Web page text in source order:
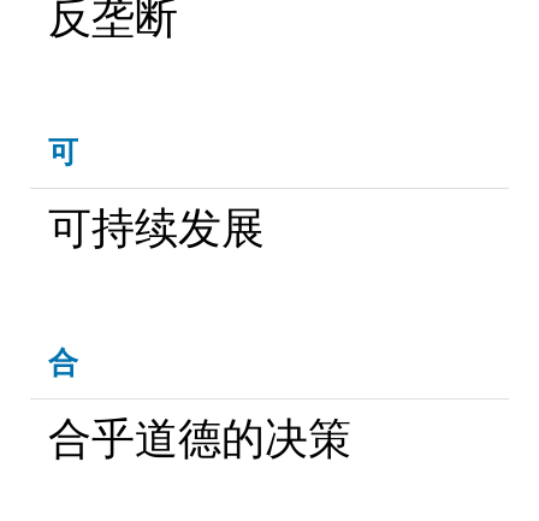
反垄断
可
可持续发展
合
合乎道德的决策